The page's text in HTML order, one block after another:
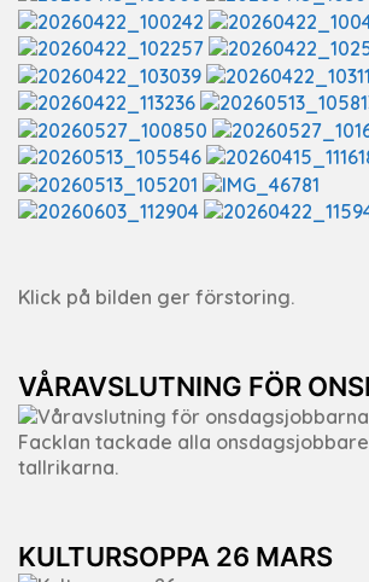
Klick på bilden ger förstoring.
VÅRAVSLUTNING FÖR
Facklan tackade alla
tallrikarna.
KULTURSOPPA 26 MARS